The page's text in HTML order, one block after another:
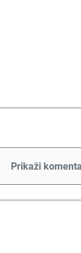
Prikaži